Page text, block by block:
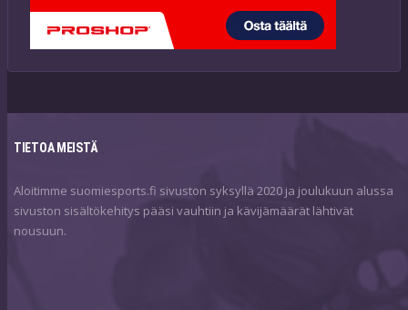
TIETOA MEISTÄ
Aloitimme suomiesports.fi sivuston syksyllä 2020 ja joulukuun alussa
sivuston sisältökehitys pääsi vauhtiin ja kävijämäärät lähtivät
nousuun.